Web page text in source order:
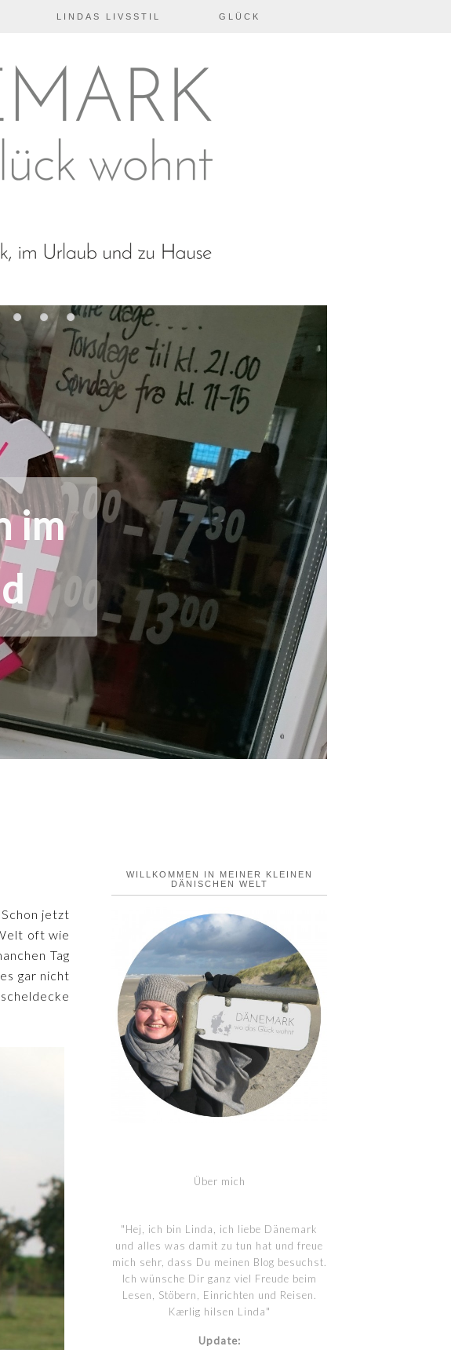
LINDAS LIVSSTIL GLÜCK
jetzt
oft wie
Tag
gar nicht
WILLKOMMEN IN MEINER KLEINEN
DÄNISCHEN WELT
Über mich
"Hej, ich bin Linda, ich liebe Dänemark
und alles was damit zu tun hat und freue
mich sehr, dass Du meinen Blog besuchst.
Ich wünsche Dir ganz viel Freude beim
Lesen, Stöbern, Einrichten und Reisen.
Kærlig hilsen Linda"
Update: